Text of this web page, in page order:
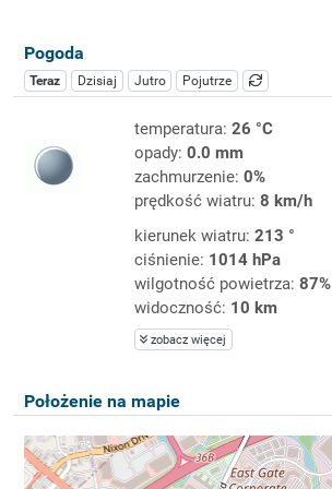
Pogoda
Teraz Dzisiaj Jutro Pojutrze
temperatura: 26 °C
opady: 0.0 mm
zachmurzenie: 0%
prędkość wiatru: 8 km/h
kierunek wiatru: 213 °
ciśnienie: 1014 hPa
wilgotność powietrza: 87%
widoczność: 10 km
zobacz więcej
Położenie na mapie